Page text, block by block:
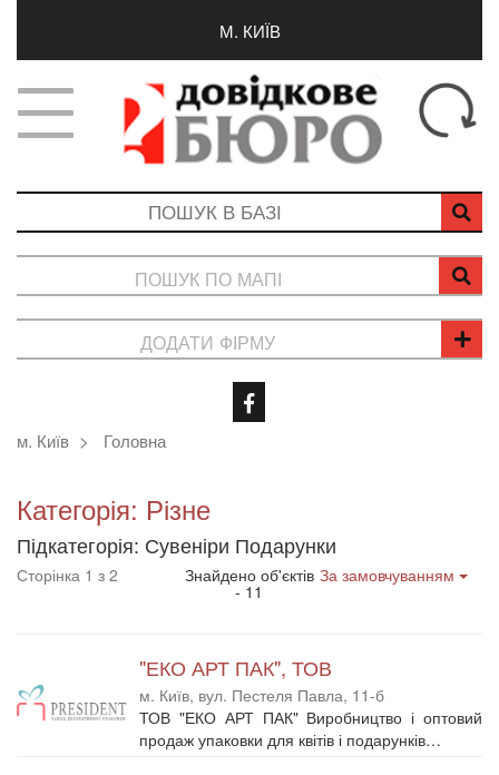
М. КИЇВ
ПОШУК ПО МАПІ
ДОДАТИ ФІРМУ
м. Київ Головна
Категорія: Різне
Підкатегорія: Сувеніри Подарунки
Сторінка 1 з 2 Знайдено об'єктів
- 11
За замовчуванням
"ЕКО АРТ ПАК", ТОВ
м. Київ, вул. Пестеля Павла, 11-б
ТОВ "ЕКО АРТ ПАК" Виробництво і оптовий
продаж упаковки для квітів і подарунків…